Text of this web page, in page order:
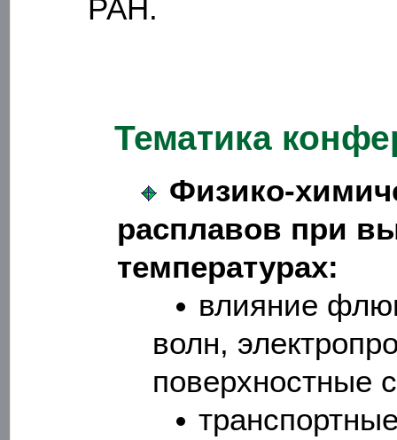
РАН.
Тематика
Физико-
расплавов при
температурах:
влияние
волн,
поверхностные